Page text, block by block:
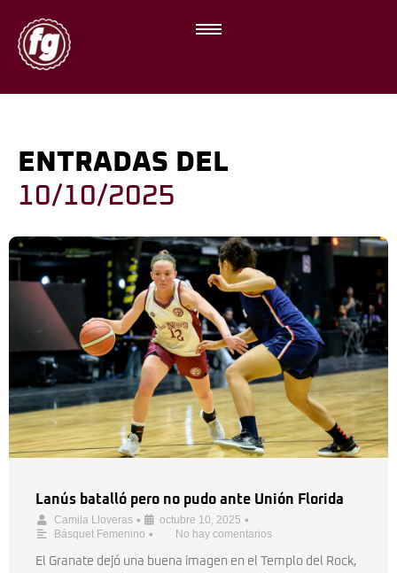
ENTRADAS DEL
10/10/2025
Lanús batalló pero no pudo ante Unión Florida
Camila Lloveras • octubre 10, 2025 •
Básquet Femenino • No hay comentarios
El Granate dejó una buena imagen en el Templo del Rock,